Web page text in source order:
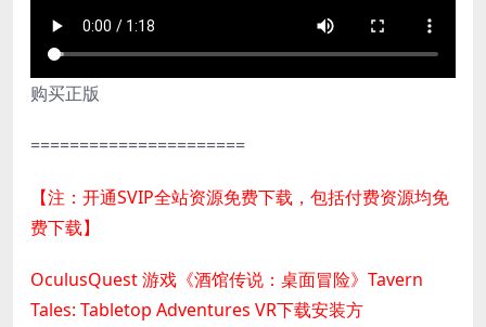
购买正版
======================
【注：开通SVIP全站资源免费下载，包括付费资源均免
费下载】
OculusQuest 游戏《酒馆传说：桌面冒险》Tavern
Tales: Tabletop Adventures VR下载安装方